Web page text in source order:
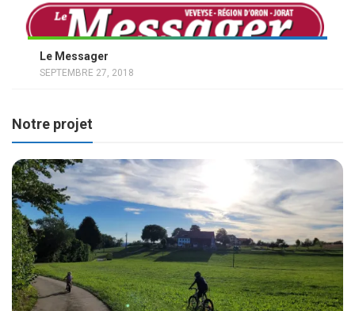
Le Messager
SEPTEMBRE 27, 2018
Notre projet